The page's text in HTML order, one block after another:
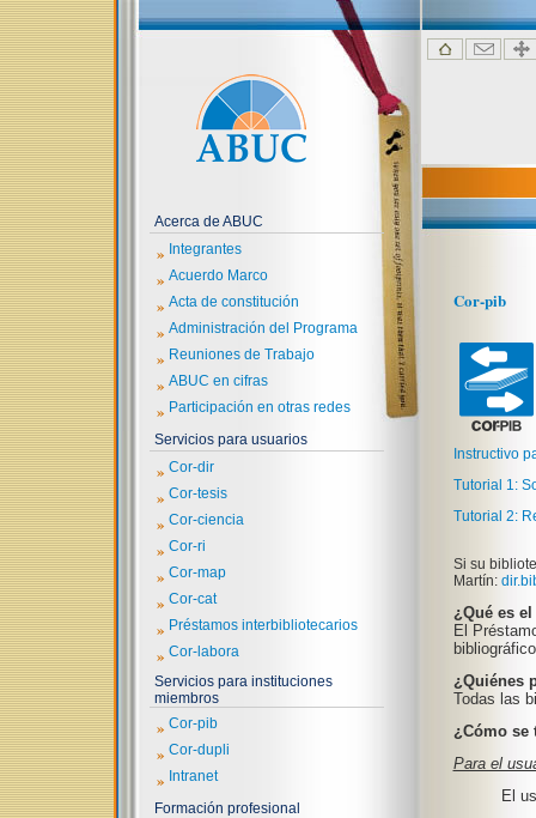
Acerca de ABUC
» Integrantes
» Acuerdo Marco
» Acta de constitución
» Administración del Programa
» Reuniones de Trabajo
» ABUC en cifras
» Participación en otras redes
Servicios para usuarios
» Cor-dir
» Cor-tesis
» Cor-ciencia
» Cor-ri
» Cor-map
» Cor-cat
» Préstamos interbibliotecarios
» Cor-labora
Servicios para instituciones
miembros
» Cor-pib
» Cor-dupli
» Intranet
Formación profesional
Cor-pib
Instructivo
Tutorial 1:
Tutorial 2:
Si su
Martín:
¿Qué es
El
¿Quiénes
Todas las
¿Cómo se
Para el
El